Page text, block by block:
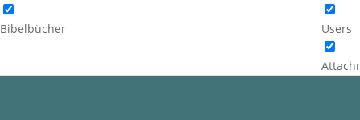
Bibelbücher Users